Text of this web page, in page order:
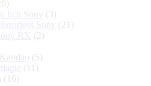
lịch Sony (3)
Sony (21)
RX (2)
(5)
(11)
(16)